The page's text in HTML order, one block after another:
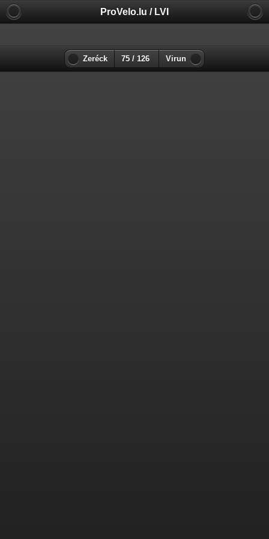
ProVelo.lu / LVI
Zeréck 75 / 126 Virun